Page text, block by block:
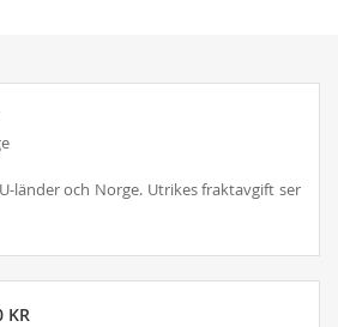
länder och Norge. Utrikes fraktavgift ser
KR